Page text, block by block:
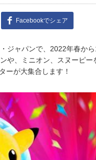
Facebookでシェア
ジャパンで、2022年春か
や、ミニオン、スヌーピ
ーが大集合します！